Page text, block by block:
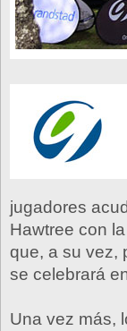
jugadores
Hawtree con
que, a su vez,
se celebrará
Una vez más,